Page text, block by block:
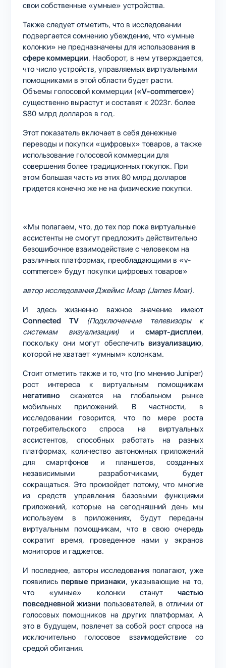
свои собственные «умные» устройства.
Также следует отметить, что в исследовании
подвергается сомнению убеждение, что «умные
колонки» не предназначены для использования в
сфере коммерции. Наоборот, в нем утверждается,
что число устройств, управляемых виртуальными
помощниками в этой области будет расти.
Объемы голосовой коммерции («V-commerce»)
существенно вырастут и составят к 2023г. более
$80 млрд долларов в год.
Этот показатель включает в себя денежные
переводы и покупки «цифровых» товаров, а также
использование голосовой коммерции для
совершения более традиционных покупок. При
этом большая часть из этих 80 млрд долларов
придется конечно же не на физические покупки.
«Мы полагаем, что, до тех пор пока виртуальные
ассистенты не смогут предложить действительно
безошибочное взаимодействие с человеком на
различных платформах, преобладающими в «v-
commerce» будут покупки цифровых товаров»
автор исследования Джеймс Моар (James Moar).
И здесь жизненно важное значение имеют
Connected TV
(Подключенные телевизоры к
системам визуализации) и смарт-дисплеи,
поскольку они могут обеспечить визуализацию,
которой не хватает «умным» колонкам.
Стоит отметить также и то, что (по мнению Juniper)
рост интереса к виртуальным помощникам
негативно скажется на глобальном рынке
мобильных приложений. В частности, в
исследовании говорится, что по мере роста
потребительского спроса на виртуальных
ассистентов, способных работать на разных
платформах, количество автономных приложений
для смартфонов и планшетов, созданных
независимыми разработчиками, будет
сокращаться. Это произойдет потому, что многие
из средств управления базовыми функциями
приложений, которые на сегодняшний день мы
используем в приложениях, будут переданы
виртуальным помощникам, что в свою очередь
сократит время, проведенное нами у экранов
мониторов и гаджетов.
И последнее, авторы исследования полагают, уже
появилисьпервые признаки, указывающие на то,
что «умные» колонки станут частью
повседневной жизни пользователей, в отличии от
голосовых помощников на других платформах. А
это в будущем, повлечет за собой рост спроса на
исключительно голосовое взаимодействие со
средой обитания.